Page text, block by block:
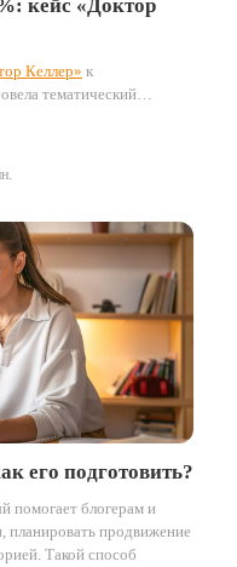
кейс «Доктор
Келлер» к
тематический
его подготовить?
помогает блогерам и
планировать продвижение
Такой способ